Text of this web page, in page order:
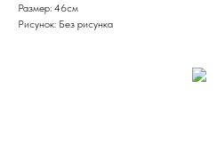
Размер: 46см
Рисунок: Без рисунка